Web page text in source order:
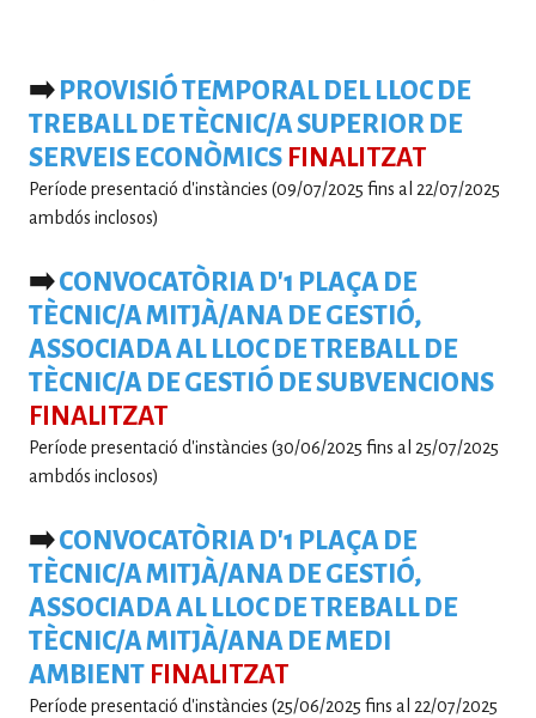
➡️ PROVISIÓ TEMPORAL DEL LLOC DE
TREBALL DE TÈCNIC/A SUPERIOR DE
SERVEIS ECONÒMICS FINALITZAT
Període presentació d'instàncies (09/07/2025 fins al 22/07/2025
ambdós inclosos)
➡️CONVOCATÒRIA D'1 PLAÇA DE
TÈCNIC/A MITJÀ/ANA DE GESTIÓ,
ASSOCIADA AL LLOC DE TREBALL DE
TÈCNIC/A DE GESTIÓ DE SUBVENCIONS
FINALITZAT
Període presentació d'instàncies (30/06/2025 fins al 25/07/2025
ambdós inclosos)
➡️CONVOCATÒRIA D'1 PLAÇA DE
TÈCNIC/A MITJÀ/ANA DE GESTIÓ,
ASSOCIADA AL LLOC DE TREBALL DE
TÈCNIC/A MITJÀ/ANA DE MEDI
AMBIENT FINALITZAT
Període presentació d'instàncies (25/06/2025 fins al 22/07/2025